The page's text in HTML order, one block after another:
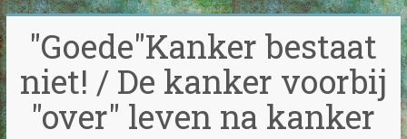
Ga
naar
inhoud"Goede"Kanker bestaat
niet! / De kanker voorbij
"over" leven na kanker